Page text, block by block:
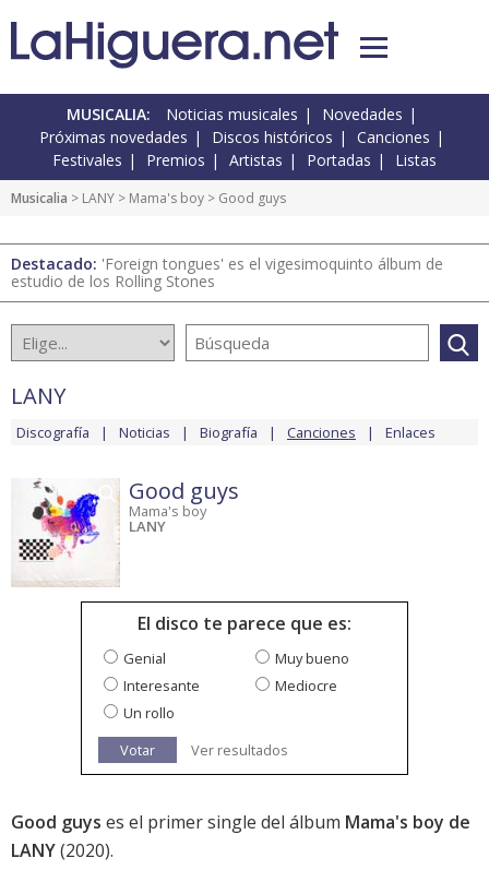
MUSICALIA: Noticias musicales
Novedades
Próximas novedades
Discos históricos
Canciones
Festivales
Premios Artistas Portadas Listas
Musicalia > LANY > Mama's boy > Good guys
Destacado: 'Foreign tongues' es el vigesimoquinto álbum de
estudio de los Rolling Stones
LANY
Discografía Noticias Biografía Canciones Enlaces
Good guys
Mama's boy
LANY
El disco te parece que es:
Genial
Muy bueno
Interesante
Mediocre
Un rollo
Votar
Ver resultados
Good guys es el primer single del álbum Mama's boy de
LANY(2020).